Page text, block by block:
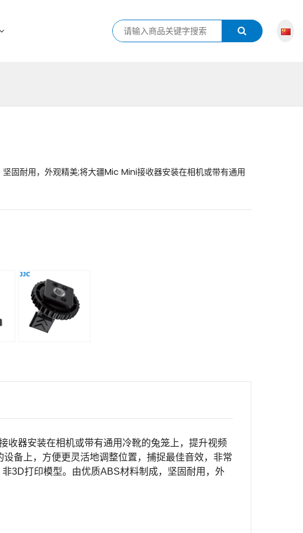
固耐用，外观精美;将大疆Mic Mini接收器安装在相机或带有通用
收器安装在相机或带有通用冷靴的兔笼上 ， 提升视频
备上，方便更灵活地调整位置，捕捉最佳音效，非常
非3D打印模型。由优质ABS材料制成，坚固耐用，外